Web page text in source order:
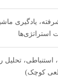
یادگیری
تحلیل